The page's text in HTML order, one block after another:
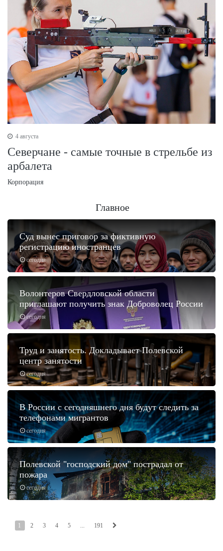
4 августа
Северчане - самые точные в стрельбе из
арбалета
Корпорация
Главное
сегодня
Суд вынес приговор за фиктивную
регистрацию иностранцев
сегодня
Волонтеров Свердловской области
приглашают получить знак Доброволец России
сегодня
Труд и занятость. Докладывает Полевской
центр занятости
сегодня
В России с сегодняшнего дня будут следить за
телефонами мигрантов
сегодня
Полевской "господский дом" пострадал от
пожара
1 2 3 4 5 ... 191